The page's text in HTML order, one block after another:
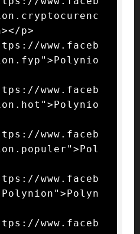
p>
www.faceb
www.faceb
www.faceb
www.faceb
www.faceb